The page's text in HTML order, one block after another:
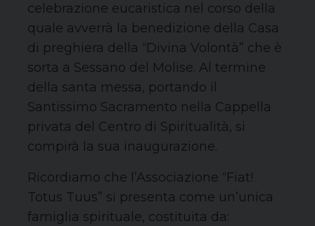
celebrazione eucaristica nel corso della
quale avverrà la benedizione della Casa
di preghiera della “Divina Volontà” che è
sorta a Sessano del Molise. Al termine
della santa messa, portando il
Santissimo Sacramento nella Cappella
privata del Centro di Spiritualità, si
compirà la sua inaugurazione.
Ricordiamo che l’Associazione “Fiat!
Totus Tuus” si presenta come un’unica
famiglia spirituale, costituita da: